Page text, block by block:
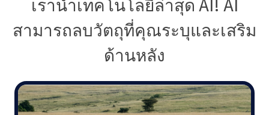
สามารถลบวัตถุที่คุณระบุและเสริม
ด้านหลัง